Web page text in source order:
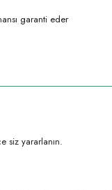
garanti eder
siz yararlanın.